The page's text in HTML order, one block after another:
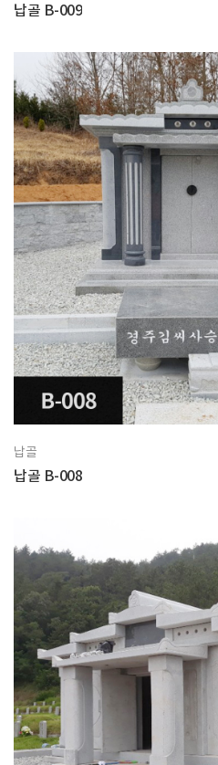
납골 B-009
납골
납골 B-008